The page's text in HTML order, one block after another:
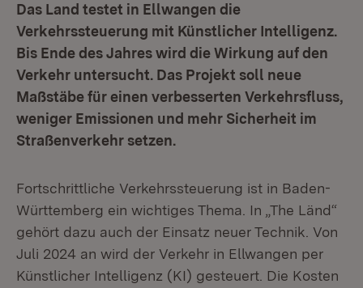
Das Land testet in Ellwangen die
Verkehrssteuerung mit Künstlicher Intelligenz.
Bis Ende des Jahres wird die Wirkung auf den
Verkehr untersucht. Das Projekt soll neue
Maßstäbe für einen verbesserten Verkehrsfluss,
weniger Emissionen und mehr Sicherheit im
Straßenverkehr setzen.
Fortschrittliche Verkehrssteuerung ist in Baden-
Württemberg ein wichtiges Thema. In „The Länd“
gehört dazu auch der Einsatz neuer Technik. Von
Juli 2024 an wird der Verkehr in Ellwangen per
Künstlicher Intelligenz (KI) gesteuert. Die Kosten